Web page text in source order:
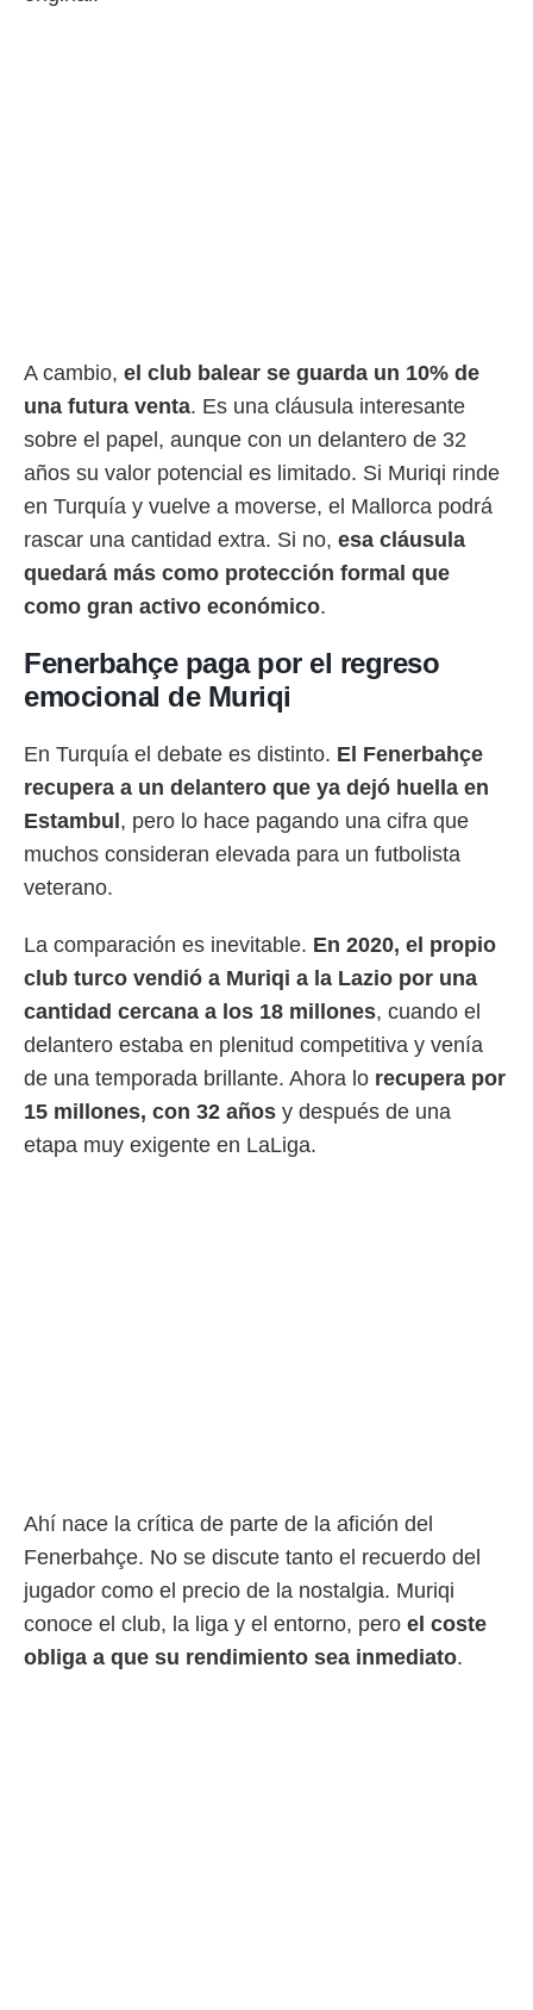
A cambio, el club balear se guarda un 10% de
una futura venta. Es una cláusula interesante
sobre el papel, aunque con un delantero de 32
años su valor potencial es limitado. Si Muriqi rinde
en Turquía y vuelve a moverse, el Mallorca podrá
rascar una cantidad extra. Si no, esa cláusula
quedará más como protección formal que
como gran activo económico.
Fenerbahçe paga por el regreso
emocional de Muriqi
En Turquía el debate es distinto. El Fenerbahçe
recupera a un delantero que ya dejó huella en
Estambul , pero lo hace pagando una cifra que
muchos consideran elevada para un futbolista
veterano.
La comparación es inevitable. En 2020, el propio
club turco vendió a Muriqi a la Lazio por una
cantidad cercana a los 18 millones, cuando el
delantero estaba en plenitud competitiva y venía
de una temporada brillante. Ahora lo recupera por
15 millones, con 32 años y después de una
etapa muy exigente en LaLiga.
Ahí nace la crítica de parte de la afición del
Fenerbahçe. No se discute tanto el recuerdo del
jugador como el precio de la nostalgia. Muriqi
conoce el club, la liga y el entorno, pero el coste
obliga a que su rendimiento sea inmediato.